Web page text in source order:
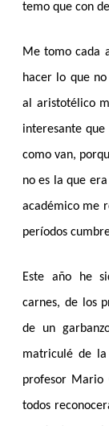
temo que con
Me tomo cada
hacer lo que
al aristotélico
interesante que
como van,
no es la que
académico me
períodos
Este año he
carnes, de los
de un
matriculé de
profesor Mario
todos